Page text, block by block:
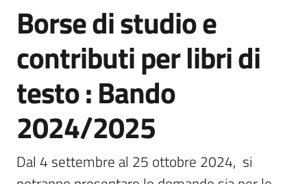
Servizi
Centri
per
le
famiglie
Salta al contenuto
Borse di studio e
contributi per libri di
testo : Bando
2024/2025
Dal 4 settembre al 25 ottobre 2024,  si